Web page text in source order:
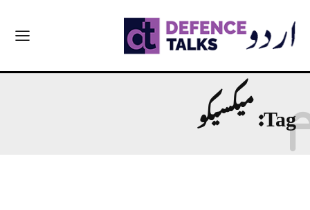
Tag:میکسیکو